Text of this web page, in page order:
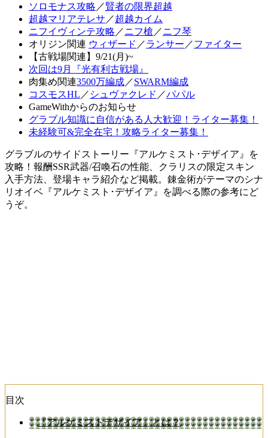
ソロモナス攻略 ／賢者の限界超越
超越マリアテレサ ／超越カイム
ニフイヴィンテ攻略 ／ニフ槍 ／ニフ琴
オリジン関連 ウィザード ／ランサー ／ファイター
【古戦場関連】9/21(月)~
次回は9月『光有利古戦場』
肉集め関連3500万編成／SWARM編成
コスモスHL ／ シュヴァクレド ／パパル
GameWithからのお知らせ
グラブル知識に自信がある人大歓迎！ライター募集！
未経験可&完全在宅！攻略ライター募集！
グラブルのサイドストーリー『アルケミスト･デザイア』を
攻略！報酬SSR武器/召喚石の性能、クラリスの限定スキン
入手方法、登場キャラ紹介など掲載。錬金術がテーマのシナ
リオイベ『アルケミスト･デザイア』を調べる際の参考にど
うぞ。
目次
『アルケミストデザイア』とは？